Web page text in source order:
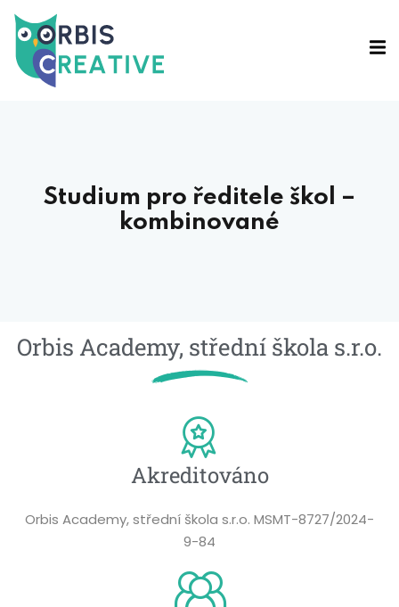
Studium pro ředitele škol –
kombinované
Orbis Academy, střední škola s.r.o.
Akreditováno
Orbis Academy, střední škola s.r.o. MSMT-8727/2024-
9-84